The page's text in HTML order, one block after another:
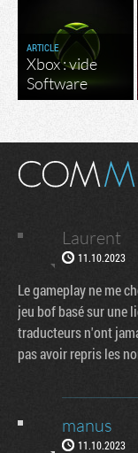
ARTICLE
Xbox : vide
Software
Laurent
11.10.2023
Le gameplay ne me
jeu bof basé sur une
traducteurs n'ont
pas avoir repris les
manus
11.10.2023